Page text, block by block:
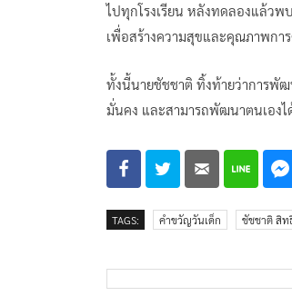
ไปทุกโรงเรียน หลังทดลองแล้ว
เพื่อสร้างความสุขและคุณภาพก
ทั้งนี้นายชัชชาติ ทิ้งท้ายว่าการพั
มั่นคง และสามารถพัฒนาตนเองไ
TAGS: คำขวัญวันเด็ก ชัชชาติ สิ